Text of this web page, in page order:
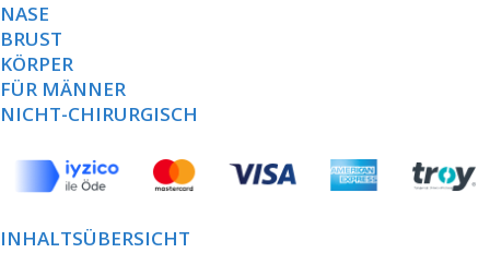
NASE
BRUST
KÖRPER
FÜR MÄNNER
NICHT-CHIRURGISCH
INHALTSÜBERSICHT